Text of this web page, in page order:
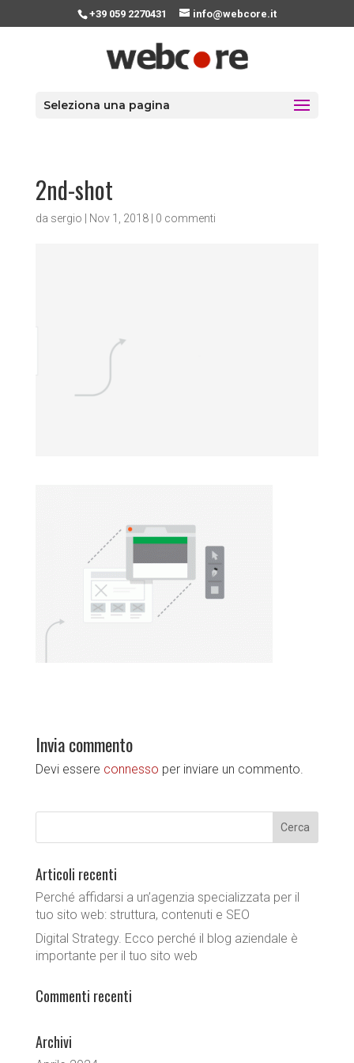
+39 059 2270431 info@webcore.it
Seleziona una pagina
2nd-shot
da sergio Nov 1, 2018| 0 commenti
Invia commento
Devi essere connesso per inviare un commento.
Articoli recenti
Perché affidarsi a un’agenzia specializzata per il
tuo sito web: struttura, contenuti e SEO
Digital Strategy. Ecco perché il blog aziendale è
importante per il tuo sito web
Commenti recenti
Archivi